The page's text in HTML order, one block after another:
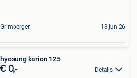
Grimbergen 13 jun 26
hyosung karion 125
€ 0,- Details